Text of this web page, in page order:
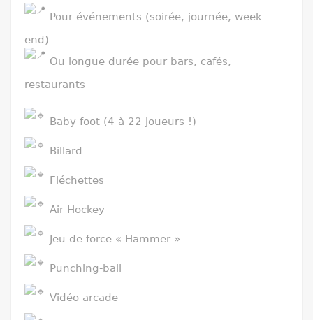
Pour événements (soirée, journée, week-
end)
Ou longue durée pour bars, cafés,
restaurants
Baby-foot (4 à 22 joueurs !)
Billard
Fléchettes
Air Hockey
Jeu de force « Hammer »
Punching-ball
Vidéo arcade